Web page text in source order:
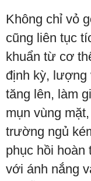
Không chỉ vỏ
cũng liên tục
khuẩn từ cơ
định kỳ, lượng
tăng lên, làm
mụn vùng
trường ngủ
phục hồi hoàn
với ánh nắng